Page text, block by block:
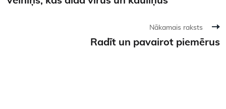
Nākamais raksts
Radīt un pavairot piemērus